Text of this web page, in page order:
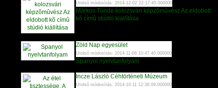
Utolsó módosítás: 2014-12-02 22:17:45.000000
Márkos Tünde kolozsvári képzõmûvész Az eldobott
kõ címû stúdió kiállítása
Zöld Nap egyesület
Utolsó módosítás: 2014-11-08 10:47:40.000000
Spanyol nyelvtanfolyam
Incze László Céhtörténeti Múzeum
Utolsó módosítás: 2014-10-11 12:36:09.000000